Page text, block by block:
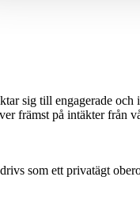
sig till engagerade
främst på intäkter från
som ett privatägt